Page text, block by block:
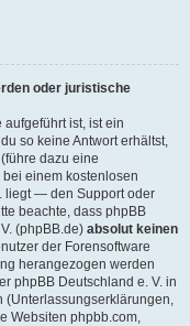
oder juristische
aufgeführt ist, ist ein
so keine Antwort erhältst,
dazu eine
einem kostenlosen
liegt — den Support oder
beachte, dass phpBB
(phpBB.de) absolut keinen
der Forensoftware
herangezogen werden
phpBB Deutschland e. V. in
(Unterlassungserklärungen,
Websiten phpbb.com,